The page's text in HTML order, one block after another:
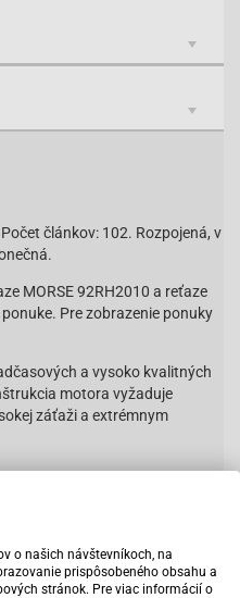
článkov: 102. Rozpojená, v
MORSE 92RH2010 a reťaze
Pre zobrazenie ponuky
a vysoko kvalitných
motora vyžaduje
záťaži a extrémnym
2006)
o našich návštevníkoch, na
prispôsobeného obsahu a
stránok. Pre viac informácií o